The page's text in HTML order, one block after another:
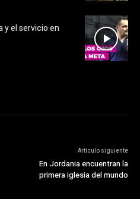
y el servicio en
Artículo siguiente
En Jordania encuentran la
primera iglesia del mundo